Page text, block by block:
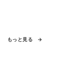
もっと見る